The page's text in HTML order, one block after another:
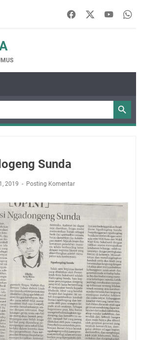
Sunda
2019 Posting Komentar